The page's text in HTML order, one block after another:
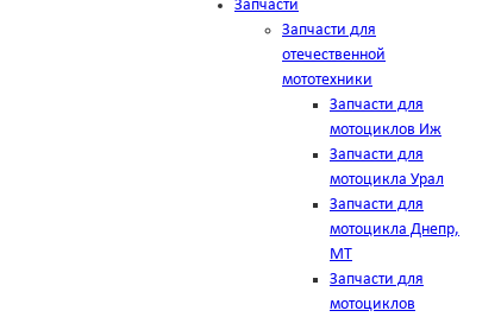
Запчасти
Запчасти для
отечественной
мототехники
Запчасти для
мотоциклов Иж
Запчасти для
мотоцикла Урал
Запчасти для
мотоцикла Днепр,
МТ
Запчасти для
мотоциклов